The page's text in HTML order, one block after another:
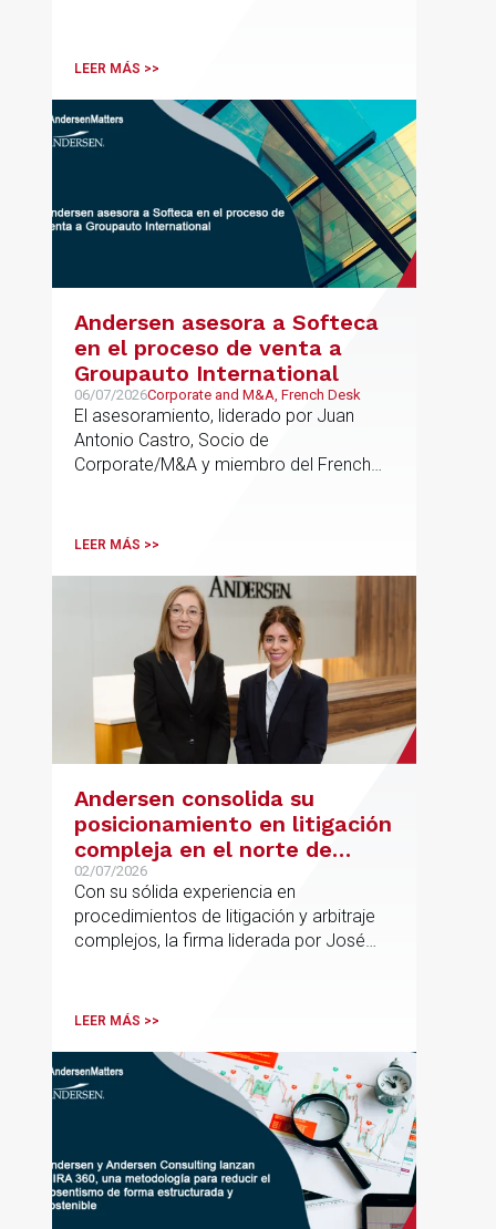
formación del fondo, hasta el primer
LEER MÁS >>
Andersen asesora a Softeca
en el proceso de venta a
Groupauto International
06/07/2026Corporate and M&A, French Desk
El asesoramiento, liderado por Juan
Antonio Castro, Socio de
Corporate/M&A y miembro del French
españolas que combinan los sectores
LEER MÁS >>
Andersen consolida su
posicionamiento en litigación
compleja en el norte de
España con la incorporación
de Rebeca Larena
02/07/2026
Con su sólida experiencia en
procedimientos de litigación y arbitraje
complejos, la firma liderada por José
posicionamiento en asesoramiento
LEER MÁS >>